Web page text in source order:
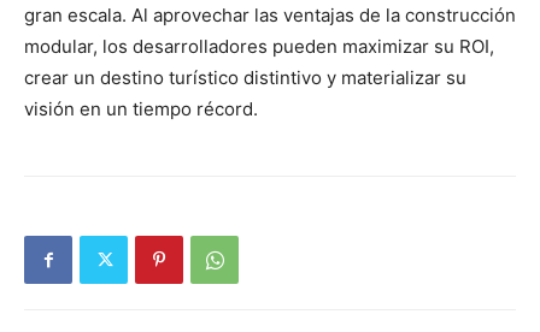
gran escala. Al aprovechar las ventajas de la construcción
modular, los desarrolladores pueden maximizar su ROI,
crear un destino turístico distintivo y materializar su
visión en un tiempo récord.